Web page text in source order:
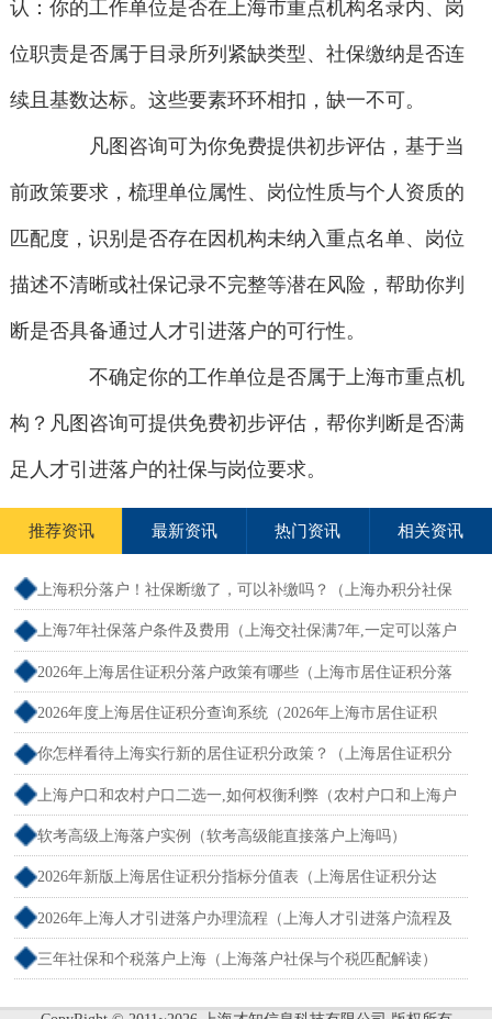
认：你的工作单位是否在上海市重点机构名录内、岗
位职责是否属于目录所列紧缺类型、社保缴纳是否连
续且基数达标。这些要素环环相扣，缺一不可。
凡图咨询可为你免费提供初步评估，基于当
前政策要求，梳理单位属性、岗位性质与个人资质的
匹配度，识别是否存在因机构未纳入重点名单、岗位
描述不清晰或社保记录不完整等潜在风险，帮助你判
断是否具备通过人才引进落户的可行性。
不确定你的工作单位是否属于上海市重点机
构？凡图咨询可提供免费初步评估，帮你判断是否满
足人才引进落户的社保与岗位要求。
推荐资讯 最新资讯 热门资讯 相关资讯
上海积分落户！社保断缴了，可以补缴吗？（上海办积分社保
断交需要重新计算吗）
上海7年社保落户条件及费用（上海交社保满7年,一定可以落户
吗？）
2026年上海居住证积分落户政策有哪些（上海市居住证积分落
户政策2026年）
2026年度上海居住证积分查询系统（2026年上海市居住证积
分）
你怎样看待上海实行新的居住证积分政策？（上海居住证积分
新规）
上海户口和农村户口二选一,如何权衡利弊（农村户口和上海户
口哪个值钱）
软考高级上海落户实例（软考高级能直接落户上海吗）
2026年新版上海居住证积分指标分值表（上海居住证积分达
标）
2026年上海人才引进落户办理流程（上海人才引进落户流程及
所需时间）
三年社保和个税落户上海（上海落户社保与个税匹配解读）